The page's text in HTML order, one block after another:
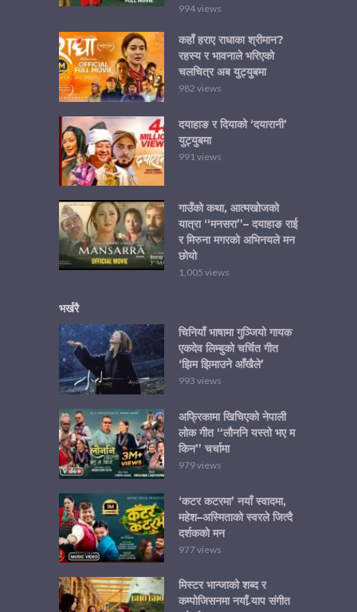
994 views
कहाँ हराए राधाका श्रीमान?
रहस्य र भावनाले भरिएको
चलचित्र अब युट्युबमा
982 views
दयाहाङ र दियाको ‘दयारानी’
युट्युबमा
991 views
गाउँको कथा, आत्मखोजको
यात्रा “मनसरा”– दयाहाङ राई
र मिरुना मगरको अभिनयले मन
छोयो
1,005 views
भर्खरै
चिनियाँ भाषामा गुञ्जियो गायक
एकदेव लिम्बुको चर्चित गीत
‘झिम झिमाउने आँखैले’
993 views
अफ्रिकामा खिचिएको नेपाली
लोक गीत “लौननि यस्तो भए म
किन” चर्चामा
979 views
‘कटर कटरमा’ नयाँ स्वादमा,
महेश–अस्मिताको स्वरले जित्दै
दर्शकको मन
977 views
मिस्टर भान्जाको शब्द र
कम्पोजिसनमा नयाँ र्‍याप संगीत